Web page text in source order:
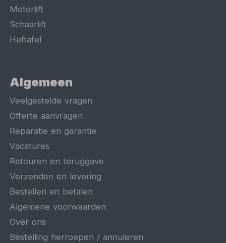
Motorlift
Schaarlift
Heftafel
Algemeen
Veelgestelde vragen
Offerte aanvragen
Reparatie en garantie
Vacatures
Retouren en teruggave
Verzenden en levering
Bestellen en betalen
Algemene voorwaarden
Over ons
Bestelling herroepen / annuleren